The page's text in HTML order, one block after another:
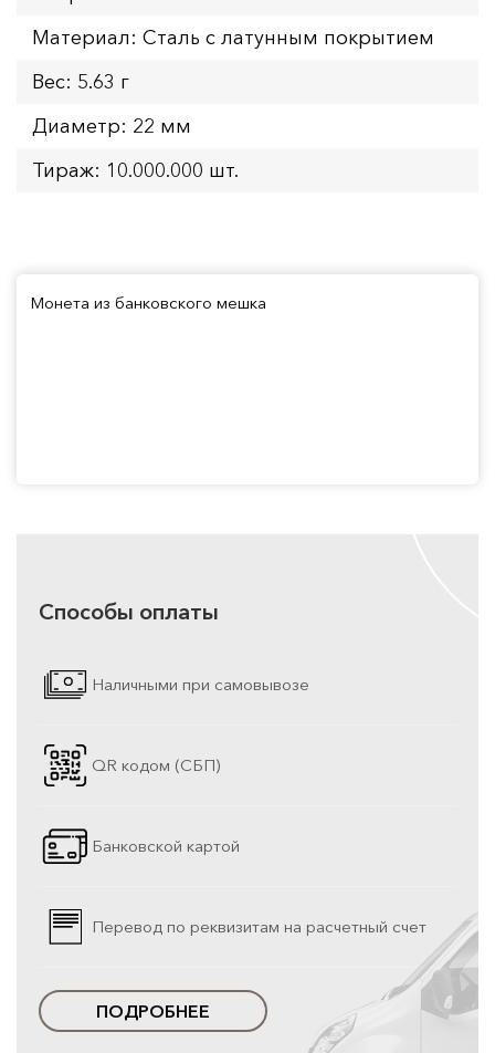
Материал: Сталь с латунным покрытием
Вес: 5.63 г
Диаметр: 22 мм
Тираж: 10.000.000 шт.
Монета из банковского мешка
Способы оплаты
Наличными при самовывозе
QR кодом (СБП)
Банковской картой
Перевод по реквизитам на расчетный счет
ПОДРОБНЕЕ